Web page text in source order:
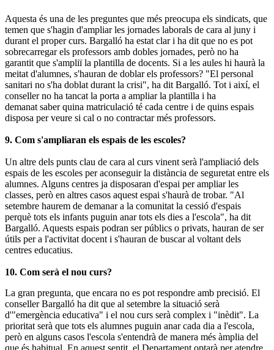
Aquesta és una de les preguntes que més preocupa els sindicats, que
temen que s'hagin d'ampliar les jornades laborals de cara al juny i
durant el proper curs. Bargalló ha estat clar i ha dit que no es pot
sobrecarregar els professors amb dobles jornades, però no ha
garantit que s'ampliï la plantilla de docents. Si a les aules hi haurà la
meitat d'alumnes, s'hauran de doblar els professors? "El personal
sanitari no s'ha doblat durant la crisi", ha dit Bargalló. Tot i així, el
conseller no ha tancat la porta a ampliar la plantilla i ha
demanat saber quina matriculació té cada centre i de quins espais
disposa per veure si cal o no contractar més professors.
9. Com s'ampliaran els espais de les escoles?
Un altre dels punts clau de cara al curs vinent serà l'ampliació dels
espais de les escoles per aconseguir la distància de seguretat entre els
alumnes. Alguns centres ja disposaran d'espai per ampliar les
classes, però en altres casos aquest espai s'haurà de trobar. "Al
setembre haurem de demanar a la comunitat la cessió d'espais
perquè tots els infants puguin anar tots els dies a l'escola", ha dit
Bargalló. Aquests espais podran ser públics o privats, hauran de ser
útils per a l'activitat docent i s'hauran de buscar al voltant dels
centres educatius.
10. Com serà el nou curs?
La gran pregunta, que encara no es pot respondre amb precisió. El
conseller Bargalló ha dit que al setembre la situació serà
d'"emergència educativa" i el nou curs serà complex i "inèdit". La
prioritat serà que tots els alumnes puguin anar cada dia a l'escola,
però en alguns casos l'escola s'entendrà de manera més àmplia del
que és habitual. En aquest sentit, el Departament optarà per atendre